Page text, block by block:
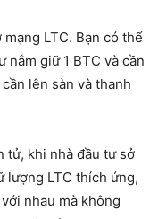
LTC. Bạn có thể
nắm giữ 1 BTC và cần
lên sàn và thanh
tử, khi nhà đầu tư sở
lượng LTC thích ứng,
nhau mà không